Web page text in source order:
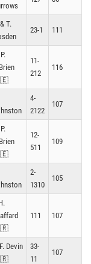
T.
23-1 111
11-
212
116
4-
2122
107
12-
511
109
2-
1310
105
111 107
Devin
33-
11
107